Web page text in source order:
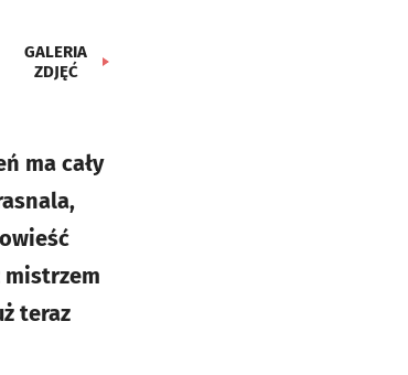
GALERIA
ZDJĘĆ
ma cały
mistrzem
teraz